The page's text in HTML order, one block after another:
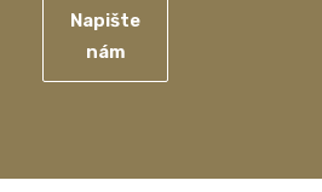
Napište
nám